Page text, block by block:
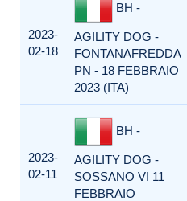
2023-
02-18
BH -
AGILITY DOG -
FONTANAFREDDA
PN - 18 FEBBRAIO
2023 (ITA)
2023-
02-11
BH -
AGILITY DOG -
SOSSANO VI 11
FEBBRAIO